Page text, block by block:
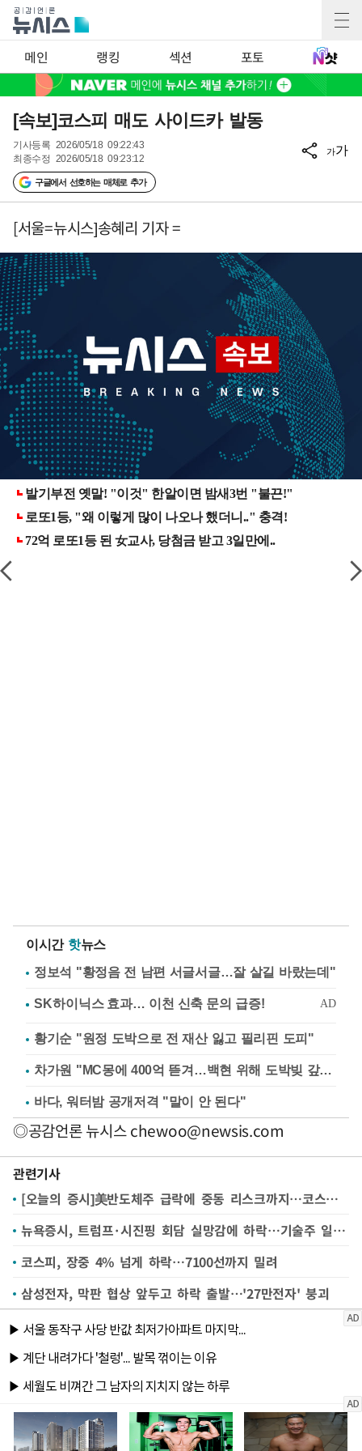
메인 랭킹 섹션 포토
[속보]코스피 매도 사이드카 발동
기사등록 2026/05/18 09:22:43
최종수정 2026/05/18 09:23:12
구글에서 선호하는 매체로 추가
가가
[서울=뉴시스]송혜리 기자 =
이시간 핫뉴스
정보석 "황정음 전 남편 서글서글…잘 살길 바랐는데"
황기순 "원정 도박으로 전 재산 잃고 필리핀 도피"
차가원 "MC몽에 400억 뜯겨…백현 위해 도박빚 갚아줘"
바다, 워터밤 공개저격 "말이 안 된다"
◎공감언론 뉴시스chewoo@newsis.com
관련기사
[오늘의 증시]美반도체주 급락에 중동 리스크까지…코스피 '검은 월요일' 오나
뉴욕증시, 트럼프·시진핑 회담 실망감에 하락…기술주 일제히 약세
코스피, 장중 4% 넘게 하락…7100선까지 밀려
삼성전자, 막판 협상 앞두고 하락 출발…'27만전자' 붕괴